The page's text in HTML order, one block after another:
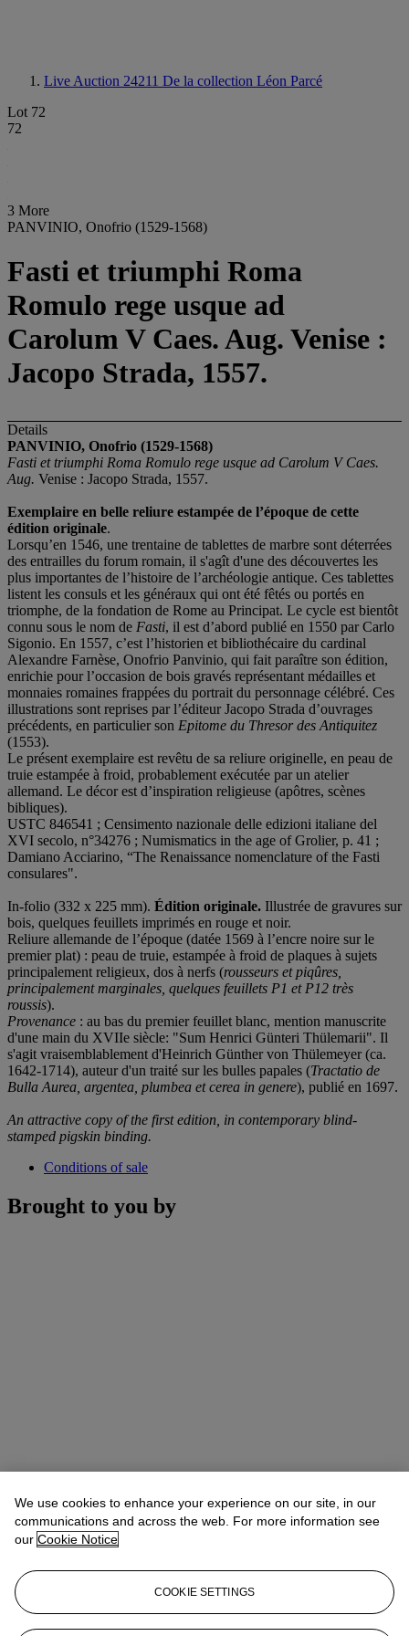
Live Auction 24211 De la collection Léon Parcé
Lot 72
72
3 More
PANVINIO, Onofrio (1529-1568)
Fasti et triumphi Roma
Romulo rege usque ad
Carolum V Caes. Aug. Venise :
Jacopo Strada, 1557.
Details
PANVINIO, Onofrio (1529-1568)
Fasti et triumphi Roma Romulo rege usque ad Carolum V Caes.
Aug. Venise : Jacopo Strada, 1557.
Exemplaire en belle reliure estampée de l’époque de cette
édition originale.
Lorsqu’en 1546, une trentaine de tablettes de marbre sont déterrées
des entrailles du forum romain, il s'agît d'une des découvertes les
plus importantes de l’histoire de l’archéologie antique. Ces tablettes
listent les consuls et les généraux qui ont été fêtés ou portés en
triomphe, de la fondation de Rome au Principat. Le cycle est bientôt
connu sous le nom de Fasti, il est d’abord publié en 1550 par Carlo
Sigonio. En 1557, c’est l’historien et bibliothécaire du cardinal
Alexandre Farnèse, Onofrio Panvinio, qui fait paraître son édition,
enrichie pour l’occasion de bois gravés représentant médailles et
monnaies romaines frappées du portrait du personnage célébré. Ces
illustrations sont reprises par l’éditeur Jacopo Strada d’ouvrages
précédents, en particulier son Epitome du Thresor des Antiquitez
(1553).
Le présent exemplaire est revêtu de sa reliure originelle, en peau de
truie estampée à froid, probablement exécutée par un atelier
allemand. Le décor est d’inspiration religieuse (apôtres, scènes
bibliques).
USTC 846541 ; Censimento nazionale delle edizioni italiane del
XVI secolo, n°34276 ; Numismatics in the age of Grolier, p. 41 ;
Damiano Acciarino, “The Renaissance nomenclature of the Fasti
consulares".
In-folio (332 x 225 mm). Édition originale. Illustrée de gravures sur
bois, quelques feuillets imprimés en rouge et noir.
Reliure allemande de l’époque (datée 1569 à l’encre noire sur le
premier plat) : peau de truie, estampée à froid de plaques à sujets
principalement religieux, dos à nerfs (rousseurs et piqûres,
principalement marginales, quelques feuillets P1 et P12 très
roussis).
Provenance : au bas du premier feuillet blanc, mention manuscrite
d'une main du XVIIe siècle: "Sum Henrici Günteri Thülemarii". Il
s'agit vraisemblablement d'Heinrich Günther von Thülemeyer (ca.
1642-1714), auteur d'un traité sur les bulles papales (Tractatio de
Bulla Aurea, argentea, plumbea et cerea in genere), publié en 1697.
An attractive copy of the first edition, in contemporary blind-
stamped pigskin binding.
Conditions of sale
Brought to you by
We use cookies to enhance your experience on our site, in our
communications and across the web. For more information see
our Cookie Notice
COOKIE SETTINGS